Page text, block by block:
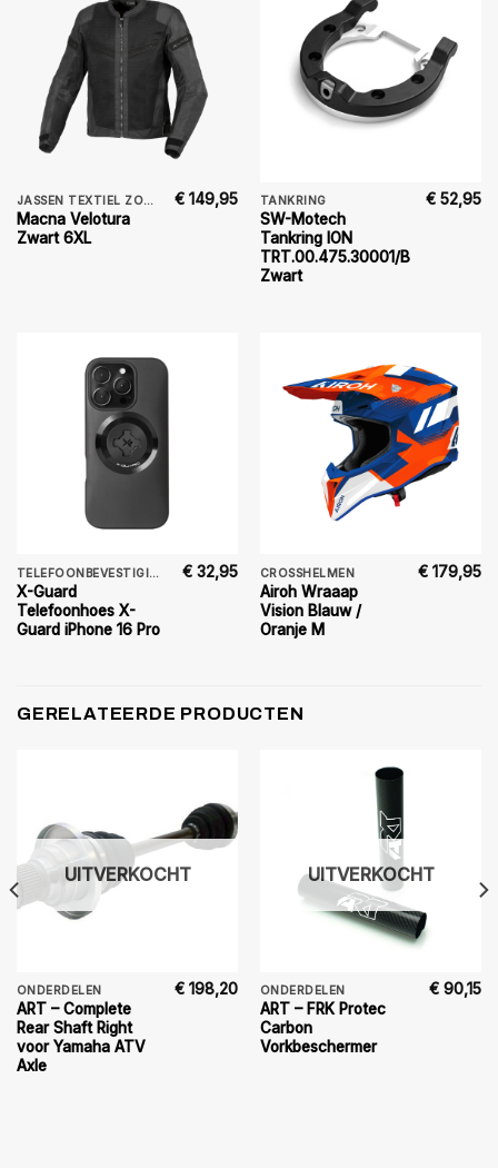
JASSEN TEXTIEL ZOMER
Macna Velotura
Zwart 6XL
€ 149,95 TANKRING
SW-Motech
Tankring ION
TRT.00.475.30001/B
Zwart
€ 52,95
TELEFOONBEVESTIGING
X-Guard
Telefoonhoes X-
Guard iPhone 16 Pro
€ 32,95 CROSSHELMEN
Airoh Wraaap
Vision Blauw /
Oranje M
€ 179,95
GERELATEERDE PRODUCTEN
UITVERKOCHT
ONDERDELEN
ART – Complete
Rear Shaft Right
voor Yamaha ATV
Axle
€ 198,20
UITVERKOCHT
ONDERDELEN
ART – FRK Protec
Carbon
Vorkbeschermer
€ 90,15